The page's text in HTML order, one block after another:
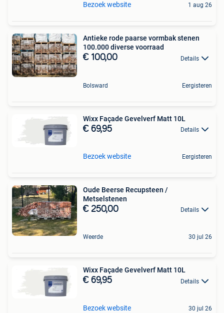
Bezoek website 1 aug 26
Antieke rode paarse vormbak stenen
100.000 diverse voorraad
€ 100,00 Details
Bolsward Eergisteren
Wixx Façade Gevelverf Matt 10L
€ 69,95 Details
Bezoek website Eergisteren
Oude Beerse Recupsteen /
Metselstenen
€ 250,00 Details
Weerde 30 jul 26
Wixx Façade Gevelverf Matt 10L
€ 69,95 Details
Bezoek website 30 jul 26